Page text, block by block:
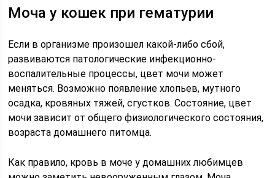
Моча у кошек при гематурии
Если в организме произошел какой-либо сбой,
развиваются патологические инфекционно-
воспалительные процессы, цвет мочи может
меняться. Возможно появление хлопьев, мутного
осадка, кровяных тяжей, сгустков. Состояние, цвет
мочи зависит от общего физиологического состояния,
возраста домашнего питомца.
Как правило, кровь в моче у домашних любимцев